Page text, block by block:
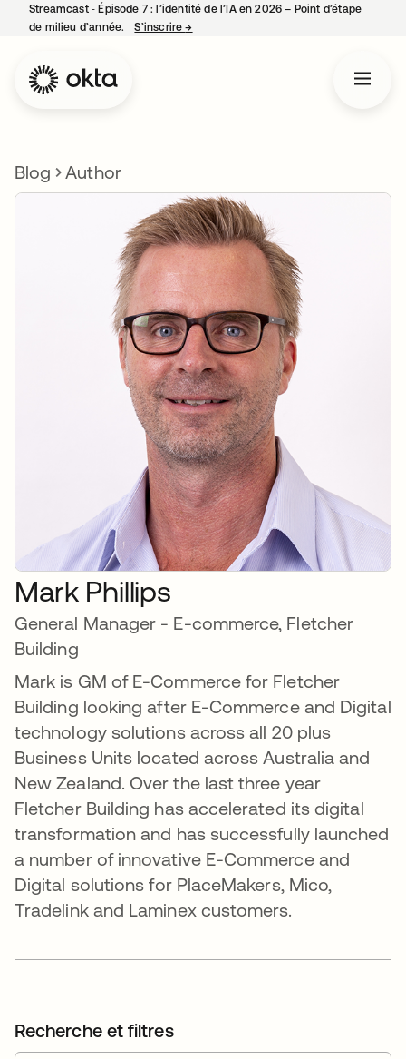
Streamcast ‑ Épisode 7 : l’identité de l’IA en 2026 – Point d’étape
de milieu d’année.
S’inscrire→
Blog Author
Mark Phillips
General Manager - E-commerce, Fletcher
Building
Mark is GM of E-Commerce for Fletcher
Building looking after E-Commerce and Digital
technology solutions across all 20 plus
Business Units located across Australia and
New Zealand. Over the last three year
Fletcher Building has accelerated its digital
transformation and has successfully launched
a number of innovative E-Commerce and
Digital solutions for PlaceMakers, Mico,
Tradelink and Laminex customers.
Recherche et filtres